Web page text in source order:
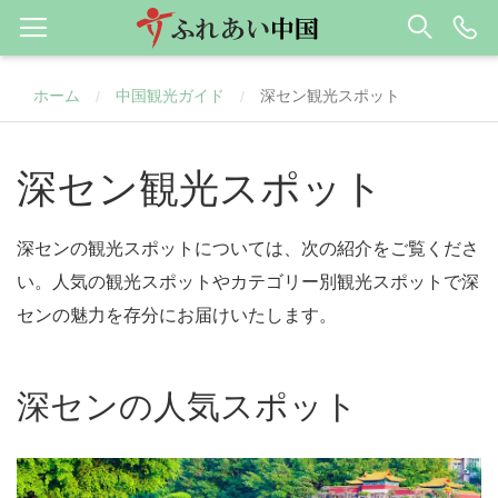
ホーム / 中国観光ガイド / 深セン観光スポット
深セン観光スポット
深センの観光スポットについては、次の紹介をご覧くださ
い。人気の観光スポットやカテゴリー別観光スポットで深
センの魅力を存分にお届けいたします。
深センの人気スポット